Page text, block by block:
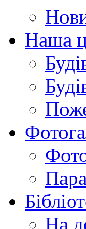
Наша
На